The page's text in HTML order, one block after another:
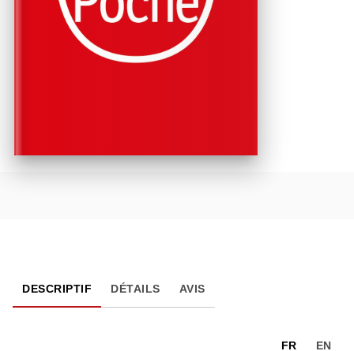
DESCRIPTIF DÉTAILS AVIS
FR EN